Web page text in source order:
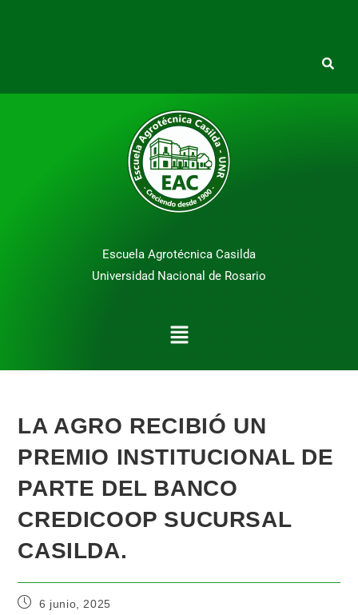
Escuela Agrotécnica Casilda
Universidad Nacional de Rosario
LA AGRO RECIBIÓ UN
PREMIO INSTITUCIONAL DE
PARTE DEL BANCO
CREDICOOP SUCURSAL
CASILDA.
6 junio, 2025